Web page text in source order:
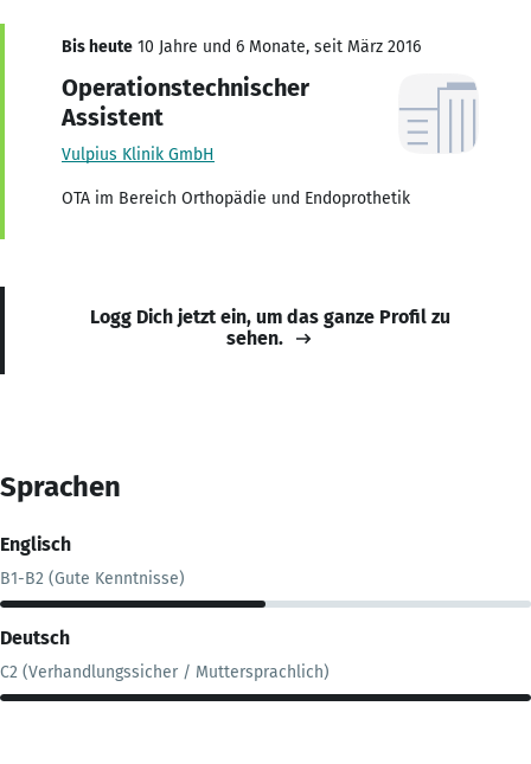
Bis heute 10 Jahre und 6 Monate, seit März 2016
Operationstechnischer
Assistent
Vulpius Klinik GmbH
OTA im Bereich Orthopädie und Endoprothetik
Logg Dich jetzt ein, um das ganze Profil zu
sehen.
Sprachen
Englisch
B1-B2 (Gute Kenntnisse)
Deutsch
C2 (Verhandlungssicher / Muttersprachlich)